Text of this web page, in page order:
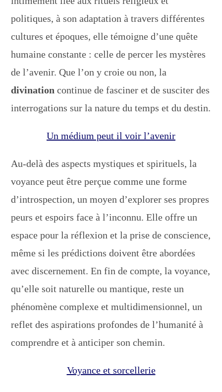
politiques, à son adaptation à travers différentes
cultures et époques, elle témoigne d’une quête
humaine constante : celle de percer les mystères
de l’avenir. Que l’on y croie ou non, la
divination continue de fasciner et de susciter des
interrogations sur la nature du temps et du destin.
Un médium peut il voir l’avenir
Au-delà des aspects mystiques et spirituels, la
voyance peut être perçue comme une forme
d’introspection, un moyen d’explorer ses propres
peurs et espoirs face à l’inconnu. Elle offre un
espace pour la réflexion et la prise de conscience,
même si les prédictions doivent être abordées
avec discernement. En fin de compte, la voyance,
qu’elle soit naturelle ou mantique, reste un
phénomène complexe et multidimensionnel, un
reflet des aspirations profondes de l’humanité à
comprendre et à anticiper son chemin.
Voyance et sorcellerie